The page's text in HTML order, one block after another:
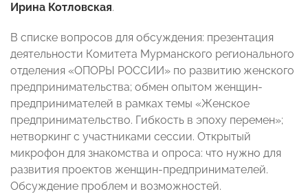
Ирина Котловская.
В списке вопросов для обсуждения: презентация
деятельности Комитета Мурманского регионального
отделения «ОПОРЫ РОССИИ» по развитию женского
предпринимательства; обмен опытом женщин-
предпринимателей в рамках темы «Женское
предпринимательство. Гибкость в эпоху перемен»;
нетворкинг с участниками сессии. Открытый
микрофон для знакомства и опроса: что нужно для
развития проектов женщин-предпринимателей.
Обсуждение проблем и возможностей.